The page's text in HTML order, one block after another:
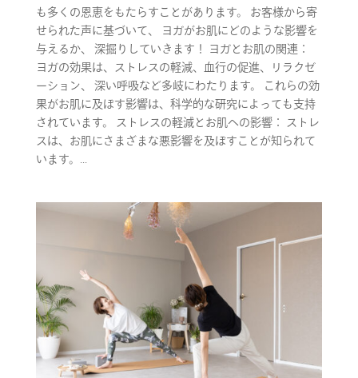
も多くの恩恵をもたらすことがあります。 お客様から寄
せられた声に基づいて、 ヨガがお肌にどのような影響を
与えるか、 深掘りしていきます！ ヨガとお肌の関連：
ヨガの効果は、ストレスの軽減、血行の促進、リラクゼ
ーション、 深い呼吸など多岐にわたります。 これらの効
果がお肌に及ぼす影響は、科学的な研究によっても支持
されています。 ストレスの軽減とお肌への影響： ストレ
スは、お肌にさまざまな悪影響を及ぼすことが知られて
います。...